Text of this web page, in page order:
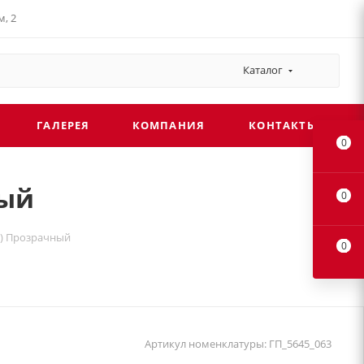
2
Каталог
ГАЛЕРЕЯ КОМПАНИЯ КОНТАКТЫ
Прозрачный
Артикул номенклатуры: ГП_5645_063
0
0
0